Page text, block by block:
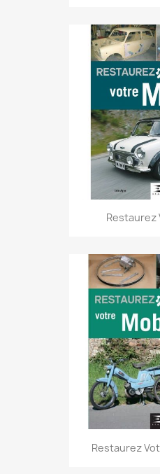
Restaurez
Restaurez